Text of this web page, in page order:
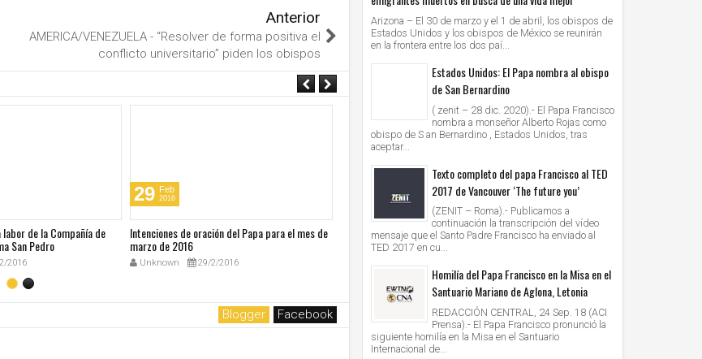
Anterior
AMERICA/VENEZUELA - “Resolver de forma positiva el
conflicto universitario” piden los obispos
de la Compañía de
San Pedro
2016
29 Feb
2016
Intenciones de oración del Papa para el mes de
marzo de 2016
Unknown 29/2/2016
Celebraciones presididas por el Papa: Marzo –
Abril 2016
29
Ángelus: Jamás es tarde para
Blogger Facebook
Arizona – El 30 de marzo y el 1 de abril, los obispos de
Estados Unidos y los obispos de México se reunirán
en la frontera entre los dos paí...
Estados Unidos: El Papa nombra al obispo
de San Bernardino
( zenit – 28 dic. 2020).- El Papa Francisco
nombra a monseñor Alberto Rojas como
obispo de S an Bernardino , Estados Unidos, tras
aceptar...
Texto completo del papa Francisco al TED
2017 de Vancouver ‘The future you’
(ZENIT – Roma).- Publicamos a
continuación la transcripción del vídeo
mensaje que el Santo Padre Francisco ha enviado al
TED 2017 en cu...
Homilía del Papa Francisco en la Misa en el
Santuario Mariano de Aglona, Letonia
REDACCIÓN CENTRAL, 24 Sep. 18 (ACI
Prensa).- El Papa Francisco pronunció la
siguiente homilía en la Misa en el Santuario
Internacional de...